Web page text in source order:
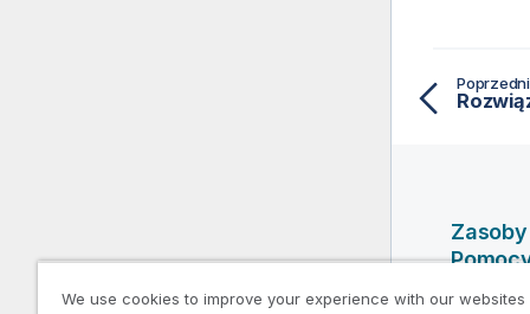
Zasoby
Filmy
We use cookies to improve your experience with our websites